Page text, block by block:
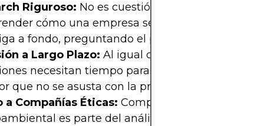
Riguroso: No es cuestión de números, sino
cómo una empresa se adapta y
a fondo, preguntando el porqué detrás de
a Largo Plazo: Al igual que el vino fino, las
necesitan tiempo para madurar. Dorsey es
que no se asusta con la primera señal de lluvia.
a Compañías Éticas: Comprender el impacto
es parte del análisis. La